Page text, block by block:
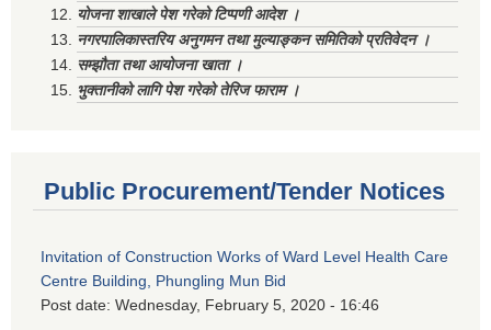
योजना शाखाले पेश गरेको टिप्पणी आदेश ।
नगरपालिकास्तरिय अनुगमन तथा मुल्याङ्कन समितिको प्रतिवेदन ।
सम्झौता तथा आयोजना खाता ।
भुक्तानीको लागि पेश गरेको तेरिज फाराम ।
Public Procurement/Tender Notices
Invitation of Construction Works of Ward Level Health Care
Centre Building, Phungling Mun Bid
Post date: Wednesday, February 5, 2020 - 16:46